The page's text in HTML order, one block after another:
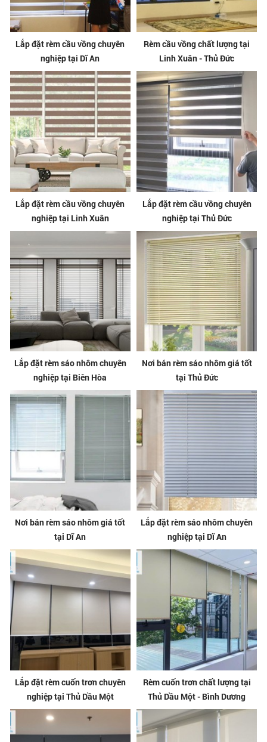
Lắp đặt rèm cầu vồng chuyên
nghiệp tại Dĩ An
Rèm cầu vồng chất lượng tại
Linh Xuân - Thủ Đức
Lắp đặt rèm cầu vồng chuyên
nghiệp tại Linh Xuân
Lắp đặt rèm cầu vồng chuyên
nghiệp tại Thủ Đức
Lắp đặt rèm sáo nhôm chuyên
nghiệp tại Biên Hòa
Nơi bán rèm sáo nhôm giá tốt
tại Thủ Đức
Nơi bán rèm sáo nhôm giá tốt
tại Dĩ An
Lắp đặt rèm sáo nhôm chuyên
nghiệp tại Dĩ An
Lắp đặt rèm cuốn trơn chuyên
nghiệp tại Thủ Dầu Một
Rèm cuốn trơn chất lượng tại
Thủ Dầu Một - Bình Dương